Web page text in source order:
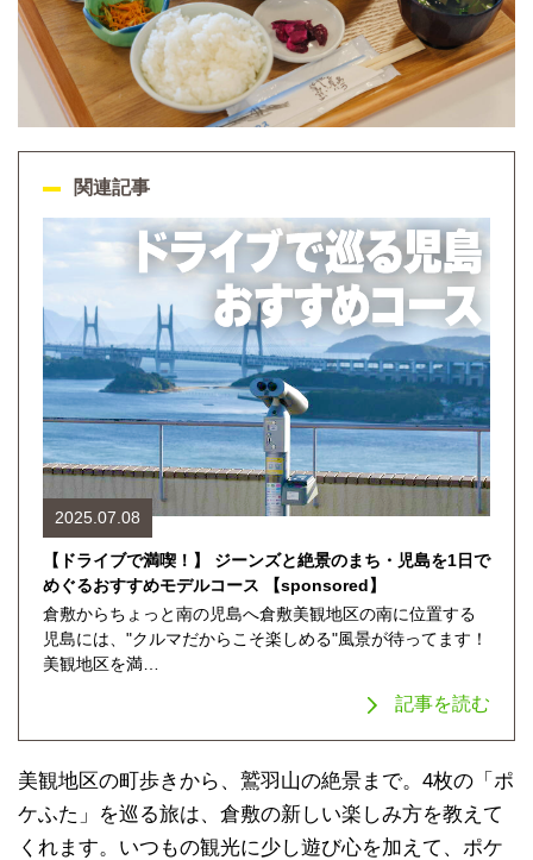
関連記事
2025.07.08
【ドライブで満喫！】 ジーンズと絶景のまち・児島を1日で
めぐるおすすめモデルコース 【sponsored】
倉敷からちょっと南の児島へ倉敷美観地区の南に位置する
児島には、"クルマだからこそ楽しめる"風景が待ってます！
美観地区を満…
記事を読む
美観地区の町歩きから、鷲羽山の絶景まで。4枚の「ポ
ケふた」を巡る旅は、倉敷の新しい楽しみ方を教えて
くれます。いつもの観光に少し遊び心を加えて、ポケ